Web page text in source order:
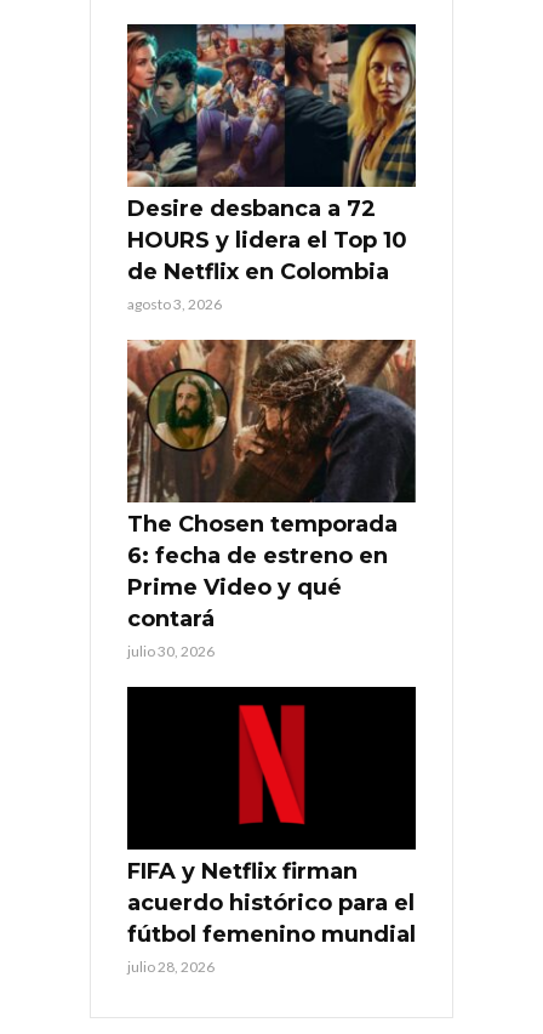
Desire desbanca a 72
HOURS y lidera el Top 10
de Netflix en Colombia
agosto 3, 2026
The Chosen temporada
6: fecha de estreno en
Prime Video y qué
contará
julio 30, 2026
FIFA y Netflix firman
acuerdo histórico para el
fútbol femenino mundial
julio 28, 2026